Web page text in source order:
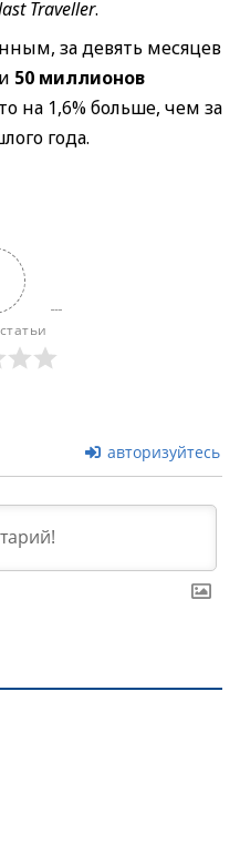
Traveller.
за девять месяцев
50 миллионов
на 1,6% больше, чем за
года.
авторизуйтесь